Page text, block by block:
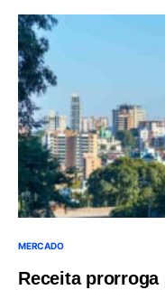
MERCADO
Receita prorroga